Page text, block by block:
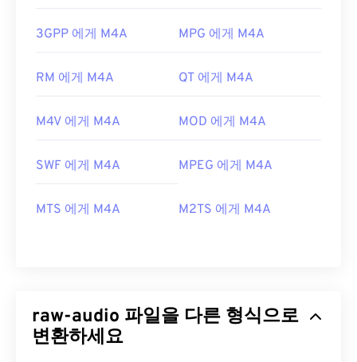
3GPP 에게 M4A MPG 에게 M4A
RM 에게 M4A QT 에게 M4A
M4V 에게 M4A MOD 에게 M4A
SWF 에게 M4A MPEG 에게 M4A
MTS 에게 M4A M2TS 에게 M4A
raw-audio 파일을 다른 형식으로
변환하세요